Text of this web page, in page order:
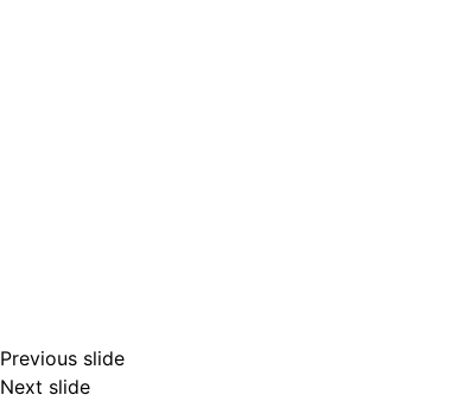
Previous slide
Next slide